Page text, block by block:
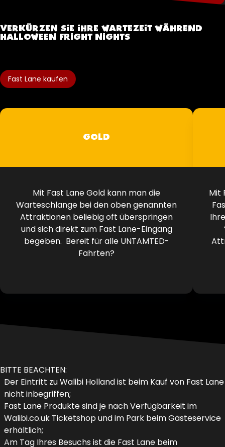
VERKÜRZEN SIE IHRE WARTEZEIT WÄHREND
HALLOWEEN FRIGHT NIGHTS
Fast Lane kaufen
GOLD
Mit Fast Lane Gold kann man die
Warteschlange bei den oben genannten
Attraktionen beliebig oft überspringen
und sich direkt zum Fast Lane-Eingang
begeben. Bereit für alle UNTAMTED-
Fahrten?
Mit
BITTE BEACHTEN:
Der Eintritt zu Walibi Holland ist beim Kauf von Fast Lane
nicht inbegriffen;
Fast Lane Produkte sind je nach Verfügbarkeit im
Walibi.co.uk Ticketshop und im Park beim Gästeservice
erhältlich;
Am Tag Ihres Besuchs ist die Fast Lane beim